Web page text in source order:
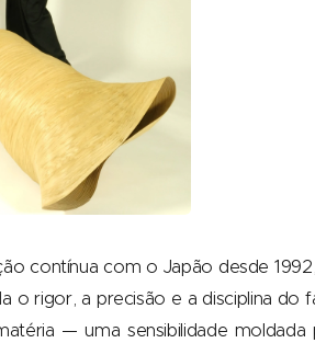
contínua com o Japão desde
o rigor, a precisão e a disciplina do
— uma sensibilidade